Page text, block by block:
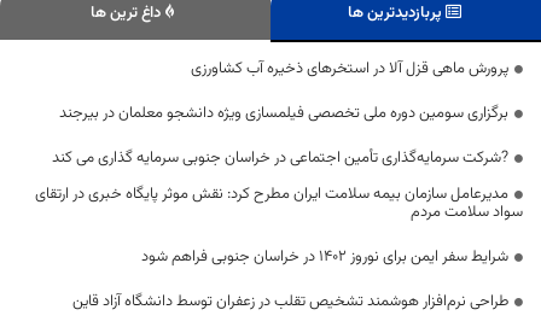
پربازدیدترین ها داغ ترین ها
پرورش ماهی قزل آلا در استخرهای ذخیره آب کشاورزی
برگزاری سومین دوره ملی تخصصی فیلمسازی ویژه دانشجو معلمان در بیرجند
?شرکت سرمایه‌گذاری تأمین اجتماعی در خراسان جنوبی سرمایه گذاری می کند
مدیرعامل سازمان بیمه سلامت ایران مطرح کرد: نقش موثر پایگاه خبری در ارتقای
سواد سلامت مردم
شرایط سفر ایمن برای نوروز 1402 در خراسان جنوبی فراهم شود
طراحی نرم‌افزار هوشمند تشخیص تقلب در زعفران توسط دانشگاه آزاد قاین